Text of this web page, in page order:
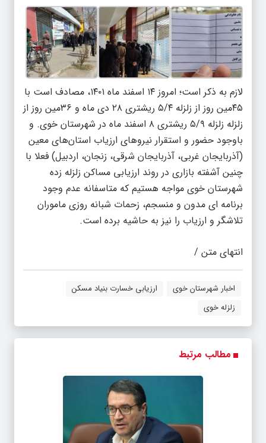
لازم به ذکر است؛ امروز ۱۴ اسفند ماه ۱۴۰۱، مصادف است با
۴۵مین روز از زلزله ۵/۴ ریشتری ۲۸ دی ماه و ۳۶مین روز از
زلزله زلزله ۵/۹ ریشتری ۸ اسفند ماه در شهرستان خوی. و
باوجود حضور و استقرار نیروهای ارزیاب استان‌های معین
(آذربایجان غربی، آذربایجان شرقی، زنجان، اردبیل) فعلا با
چنین آشفته بازاری در روند ارزیابی مساکن زلزله زده
شهرستان خوی مواجه هستیم که متاسفانه عدم وجود
برنامه ای مدون و منسجم، زحمات شبانه روزی ماموران
تلاشگر و ارزیاب را نیز به حاشیه برده است.
انتهای متن /
اخبار شهرستان خوی
ارزیابی خسارت بنیاد مسکن
زلزله خوی
مطالب مرتبط